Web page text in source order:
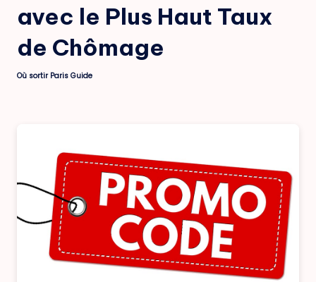
avec le Plus Haut Taux
de Chômage
Posted
Où sortir Paris Guide